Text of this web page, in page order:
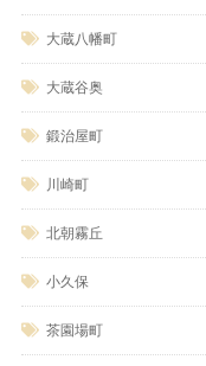
大蔵八幡町
大蔵谷奥
鍛治屋町
川崎町
北朝霧丘
小久保
茶園場町